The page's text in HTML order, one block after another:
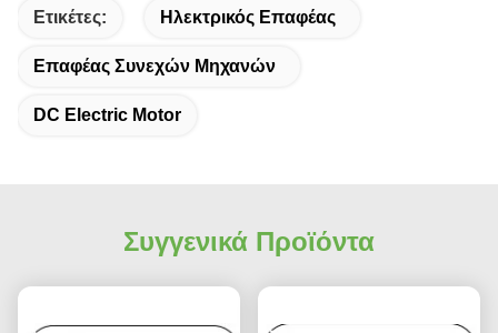
Ετικέτες: Ηλεκτρικός Επαφέας
Επαφέας Συνεχών Μηχανών
DC Electric Motor
Συγγενικά Προϊόντα